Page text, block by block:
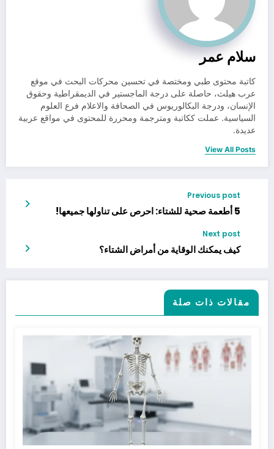
سلام عمر
كاتبة محتوى طبي ومختصة في تحسين محركات البحث في موقع
عرب هيلث، حاصلة على درجة الماجستير في الديمقراطية وحقوق
الإنسان، ودرجة البكالوريوس في الصحافة والاعلام فرع العلوم
السياسية. عملت ككاتبة ومترجمة ومحررة للمحتوى في مواقع عربية
عديدة.
View All Posts
Previous post
5 أطعمة صحية للشتاء: احرص على تناولها جميعها!
Next post
كيف يمكنك الوقاية من أمراض الشتاء؟
مقالات ذات صلة